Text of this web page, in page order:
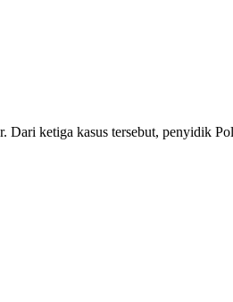
ketiga kasus tersebut, penyidik